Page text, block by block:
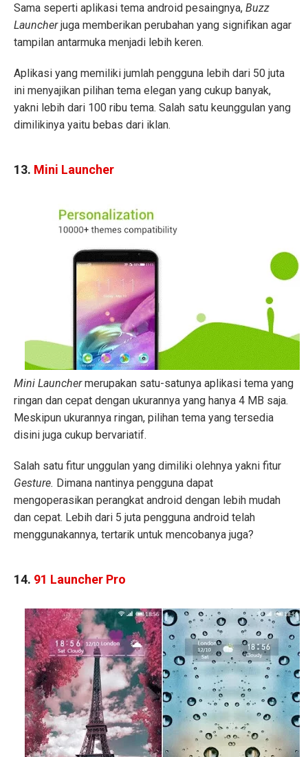
Sama seperti aplikasi tema android pesaingnya, Buzz
Launcherjuga memberikan perubahan yang signifikan agar
tampilan antarmuka menjadi lebih keren.
Aplikasi yang memiliki jumlah pengguna lebih dari 50 juta
ini menyajikan pilihan tema elegan yang cukup banyak,
yakni lebih dari 100 ribu tema. Salah satu keunggulan yang
dimilikinya yaitu bebas dari iklan.
13. Mini Launcher
Mini Launchermerupakan satu-satunya aplikasi tema yang
ringan dan cepat dengan ukurannya yang hanya 4 MB saja.
Meskipun ukurannya ringan, pilihan tema yang tersedia
disini juga cukup bervariatif.
Salah satu fitur unggulan yang dimiliki olehnya yakni fitur
Gesture. Dimana nantinya pengguna dapat
mengoperasikan perangkat android dengan lebih mudah
dan cepat. Lebih dari 5 juta pengguna android telah
menggunakannya, tertarik untuk mencobanya juga?
14. 91 Launcher Pro